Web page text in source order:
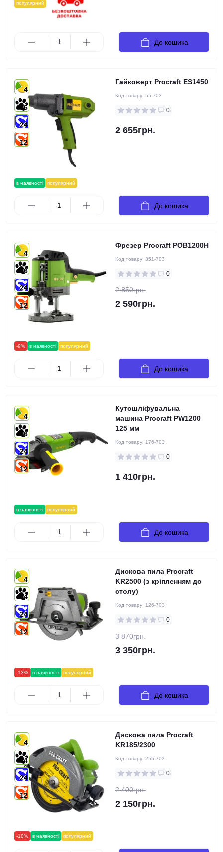
популярний
До кошика
в наявності популярний
4
6
24
12
Гайковерт Procraft ES1450
Код товару: 55-703
0
2 655грн.
До кошика
-9% в наявності популярний
4
6
24
12
Фрезер Procraft POB1200H
Код товару: 351-703
0
2 850грн.
2 590грн.
До кошика
в наявності популярний
4
6
24
12
Кутошліфувальна
машина Procraft PW1200
125 мм
Код товару: 176-703
0
1 410грн.
До кошика
-13% в наявності популярний
4
4
24
12
Дискова пила Procraft
KR2500 (з кріпленням до
столу)
Код товару: 126-703
0
3 870грн.
3 350грн.
До кошика
-10% в наявності популярний
4
4
24
12
Дискова пила Procraft
KR185/2300
Код товару: 255-703
0
2 400грн.
2 150грн.